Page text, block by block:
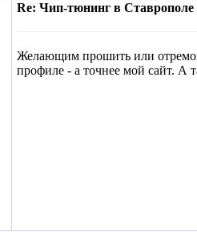
Re: Чип-тюнинг в Ставрополе
Желающим прошить или
профиле - а точнее мой сайт. А